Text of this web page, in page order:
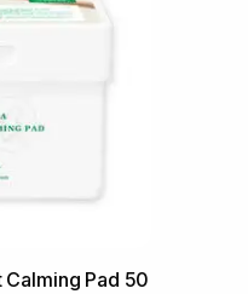
Calming Pad 50